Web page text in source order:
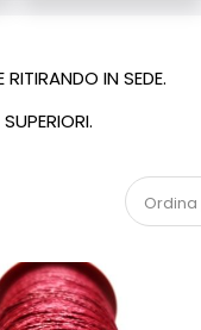
IN SEDE.